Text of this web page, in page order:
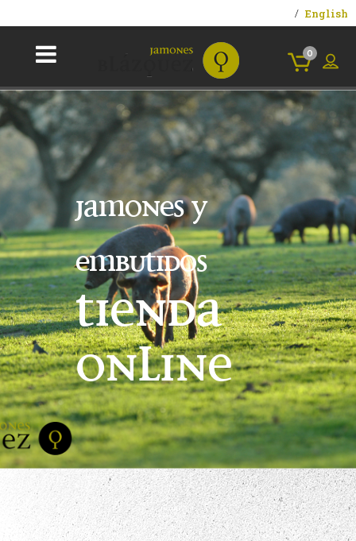
English
0
jamones y
embutidos
tienda
online